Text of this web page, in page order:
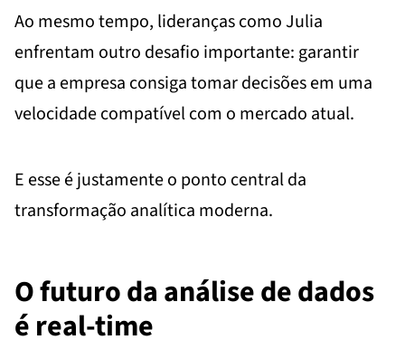
Ao mesmo tempo, lideranças como Julia
enfrentam outro desafio importante: garantir
que a empresa consiga tomar decisões em uma
velocidade compatível com o mercado atual.
E esse é justamente o ponto central da
transformação analítica moderna.
O futuro da análise de dados
é real-time